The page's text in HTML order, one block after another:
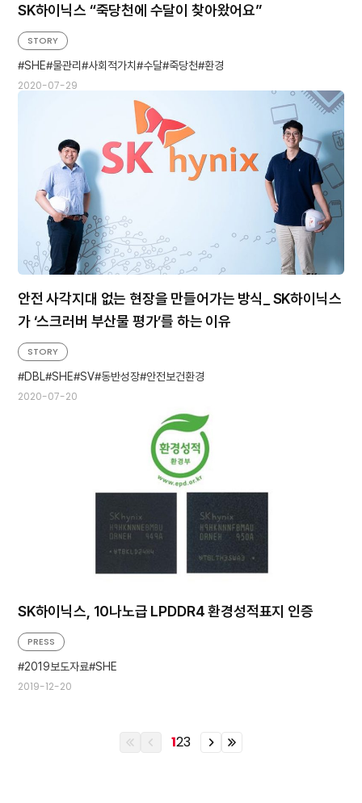
SK하이닉스 “죽당천에 수달이 찾아왔어요”
2020-07-29
STORY
SHE 물관리 사회적가치 수달 죽당천 환경
안전 사각지대 없는 현장을 만들어가는 방식_ SK하이닉스
가 ‘스크러버 부산물 평가’를 하는 이유
2020-07-20
STORY
DBL SHE SV 동반성장 안전보건환경
SK하이닉스, 10나노급 LPDDR4 환경성적표지 인증
2019-12-20
PRESS
2019보도자료 SHE
이
이
123
이
이